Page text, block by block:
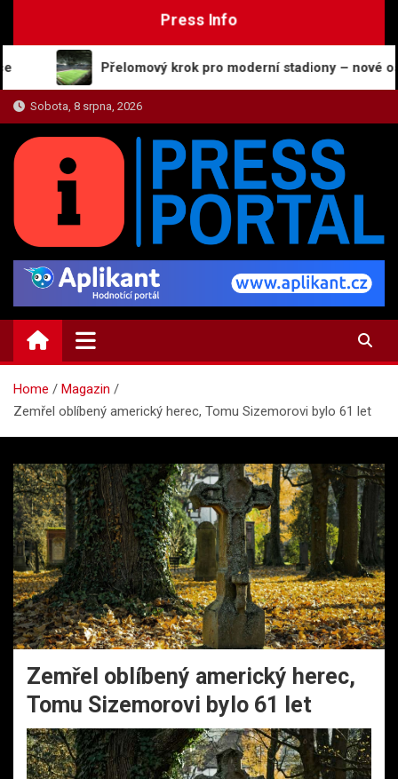
Press Info
Přelomový krok pro moderní stadiony – nové
Sobota, 8 srpna, 2026
PRESS-PORTAL.CZ
Zajímavosti, názory a on-line zpravodajství
Home
Magazin
Zemřel oblíbený americký herec, Tomu Sizemorovi bylo 61 let
Zemřel oblíbený americký herec,
Tomu Sizemorovi bylo 61 let